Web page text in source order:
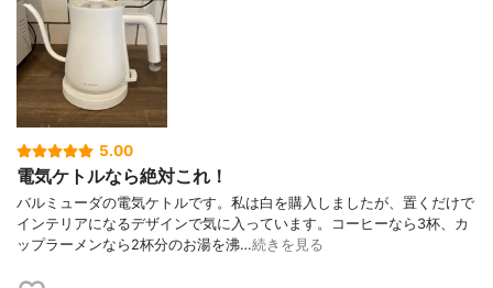
5.00
電気ケトルなら絶対これ！
バルミューダの電気ケトルです。私は白を購入しましたが、置くだけで
インテリアになるデザインで気に入っています。コーヒーなら3杯、カ
ップラーメンなら2杯分のお湯を沸…続きを見る